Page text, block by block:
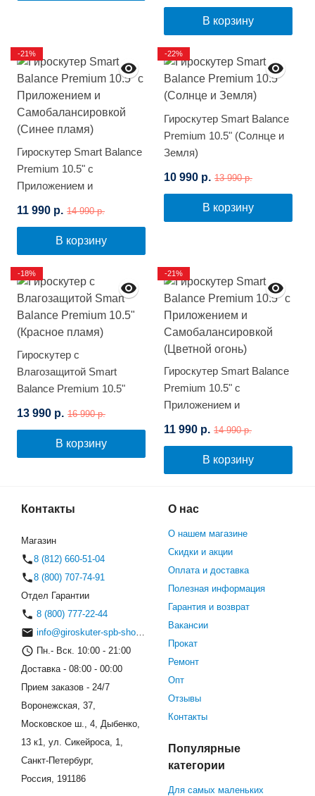
В корзину
Гироскутер Smart Balance
Premium 10.5" с
Приложением и
(Синее пламя)
11 990 р. 14 990 р.
В корзину
-21%
Гироскутер Smart Balance
Premium 10.5" (Солнце и
Земля)
10 990 р. 13 990 р.
В корзину
-22%
Гироскутер с
Влагозащитой Smart
Balance Premium 10.5"
13 990 р. 16 990 р.
В корзину
-18%
Гироскутер Smart Balance
Premium 10.5" с
Приложением и
(Цветной огонь)
11 990 р. 14 990 р.
В корзину
-21%
Контакты
Магазин
8 (812) 660-51-04
8 (800) 707-74-91
Отдел Гарантии
8 (800) 777-22-44
info@giroskuter-spb-shop.ru
Пн.- Вск. 10:00 - 21:00
Доставка - 08:00 - 00:00
Прием заказов - 24/7
Воронежская, 37,
Московское ш., 4, Дыбенко,
13 к1, ул. Сикейроса, 1,
Санкт-Петербург,
Россия, 191186
О нас
О нашем магазине
Скидки и акции
Оплата и доставка
Полезная информация
Гарантия и возврат
Вакансии
Прокат
Ремонт
Опт
Отзывы
Контакты
Популярные
категории
Для самых маленьких